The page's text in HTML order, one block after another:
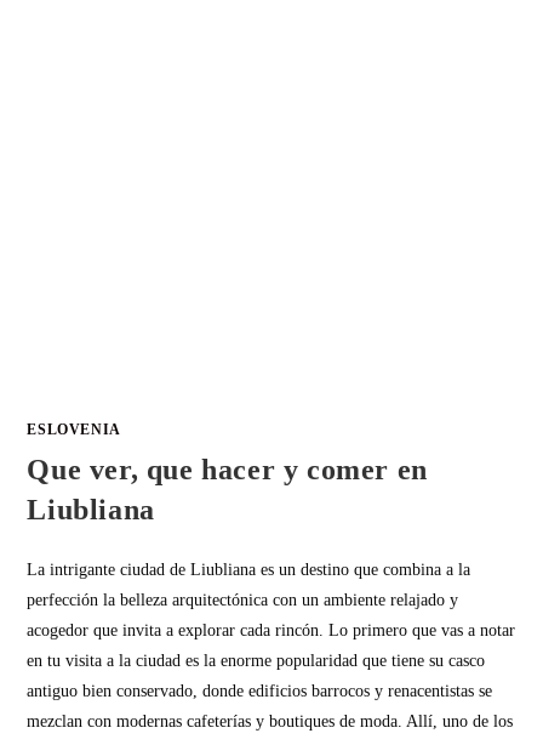
ESLOVENIA
Que ver, que hacer y comer en
Liubliana
La intrigante ciudad de Liubliana es un destino que combina a la
perfección la belleza arquitectónica con un ambiente relajado y
acogedor que invita a explorar cada rincón. Lo primero que vas a notar
en tu visita a la ciudad es la enorme popularidad que tiene su casco
antiguo bien conservado, donde edificios barrocos y renacentistas se
mezclan con modernas cafeterías y boutiques de moda. Allí, uno de los